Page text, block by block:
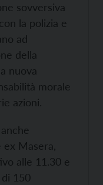
sovversiva
la polizia e
ad
della
nuova
morale
azioni.
ex Masera,
alle 11.30 e
150